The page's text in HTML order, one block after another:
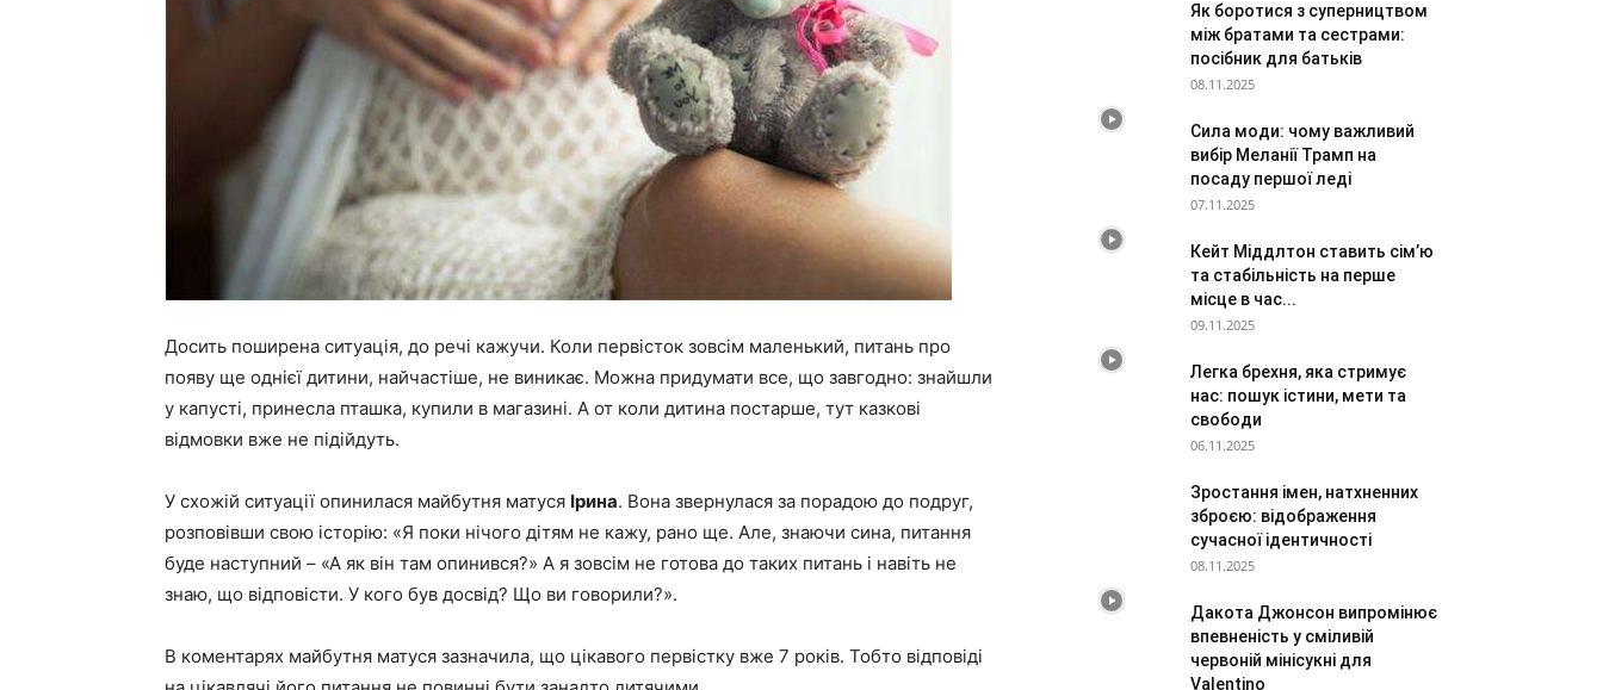
Досить поширена ситуація, до речі кажучи. Коли первісток зовсім маленький, питань про
появу ще однієї дитини, найчастіше, не виникає. Можна придумати все, що завгодно: знайшли
у капусті, принесла пташка, купили в магазині. А от коли дитина постарше, тут казкові
відмовки вже не підійдуть.
У схожій ситуації опинилася майбутня матуся Ірина. Вона звернулася за порадою до подруг,
розповівши свою історію: «Я поки нічого дітям не кажу, рано ще. Але, знаючи сина, питання
буде наступний – «А як він там опинився?» А я зовсім не готова до таких питань і навіть не
знаю, що відповісти. У кого був досвід? Що ви говорили?».
В коментарях майбутня матуся зазначила, що цікавого первістку вже 7 років. Тобто відповіді
Як боротися з суперництвом
між братами та сестрами:
посібник для батьків
08.11.2025
Сила моди: чому важливий
вибір Меланії Трамп на
посаду першої леді
07.11.2025
Кейт Міддлтон ставить сім’ю
та стабільність на перше
місце в час...
09.11.2025
Легка брехня, яка стримує
нас: пошук істини, мети та
свободи
06.11.2025
Зростання імен, натхненних
зброєю: відображення
сучасної ідентичності
08.11.2025
Дакота Джонсон випромінює
впевненість у сміливій
червоній мінісукні для
Valentino